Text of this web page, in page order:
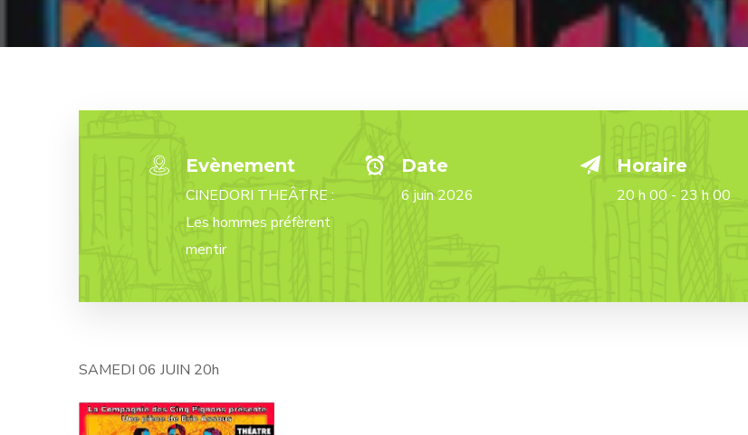
Evènement
CINEDORI THEÂTRE :
Les hommes préfèrent
mentir
Date
6 juin 2026
Horaire
20 h 00 - 23 h 00
SAMEDI 06 JUIN 20h